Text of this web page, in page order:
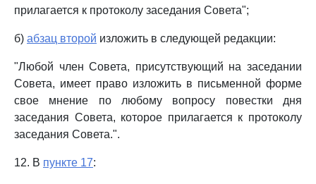
прилагается к протоколу заседания Совета";
б) абзац второй изложить в следующей редакции:
"Любой член Совета, присутствующий на заседании
Совета, имеет право изложить в письменной форме
свое мнение по любому вопросу повестки дня
заседания Совета, которое прилагается к протоколу
заседания Совета.".
12. В пункте 17: